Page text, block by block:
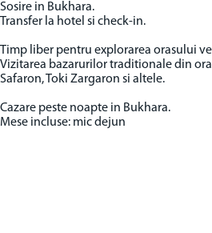
Sosire in Bukhara.
Transfer la hotel si check-in.
Timp liber pentru explorarea orasului
Vizitarea bazarurilor traditionale din
Safaron, Toki Zargaron si altele.
Cazare peste noapte in Bukhara.
Mese incluse: mic dejun